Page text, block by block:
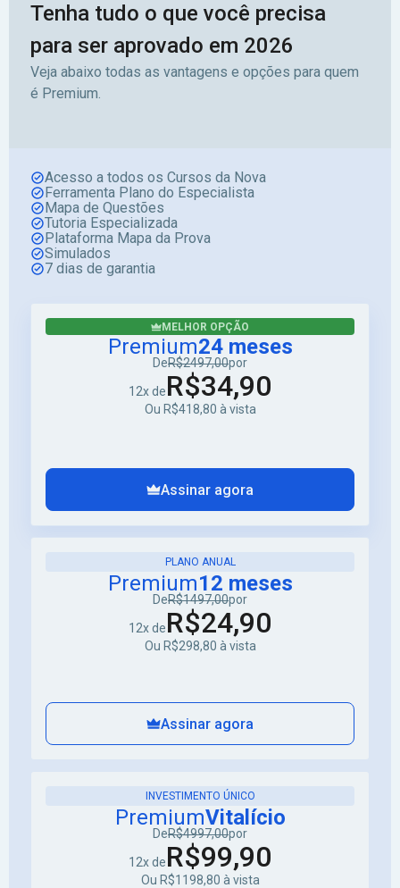
Tenha tudo o que você precisa
para ser aprovado em 2026
Veja abaixo todas as vantagens e opções para quem
é Premium.
Acesso a todos os Cursos da Nova
Ferramenta Plano do Especialista
Mapa de Questões
Tutoria Especializada
Plataforma Mapa da Prova
Simulados
7 dias de garantia
MELHOR OPÇÃO
Premium24 meses
DeR$2497,00por
12x deR$34,90
Ou R$418,80 à vista
Assinar agora
PLANO ANUAL
Premium12 meses
DeR$1497,00por
12x deR$24,90
Ou R$298,80 à vista
Assinar agora
INVESTIMENTO ÚNICO
PremiumVitalício
DeR$4997,00por
12x deR$99,90
Ou R$1198,80 à vista